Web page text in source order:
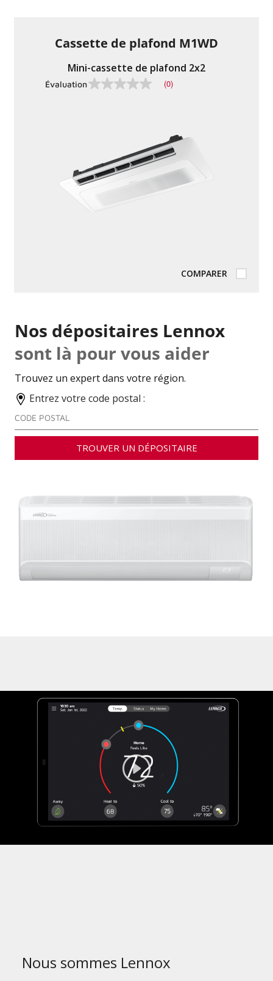
Cassette de plafond M1WD
Mini-cassette de plafond 2x2
Évaluation Pas
même
page.
(0)
COMPARER
Nos dépositaires Lennox
sont là pour vous aider
Trouvez un expert dans votre région.
Entrez votre code postal :
TROUVER UN DÉPOSITAIRE
Nous sommes Lennox